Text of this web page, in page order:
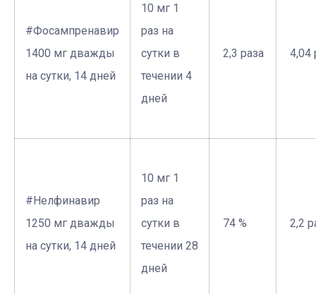
#Фосампренавир
1400 мг дважды
на сутки, 14 дней
10 мг 1
раз на
сутки в
течении 4
дней
­ 2,3 раза 4,04
#Нелфинавир
1250 мг дважды
на сутки, 14 дней
10 мг 1
раз на
сутки в
течении 28
дней
­ 74 % 2,2